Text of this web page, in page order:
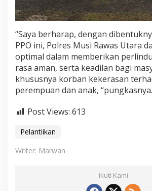
“Saya berharap, dengan
PPO ini, Polres Musi Rawas Utara
optimal dalam memberikan
rasa aman, serta keadilan bagi
khususnya korban kekerasan
perempuan dan anak,
Post Views: 613
Pelantiikan
Writer: Marwan
Ikuti Kami